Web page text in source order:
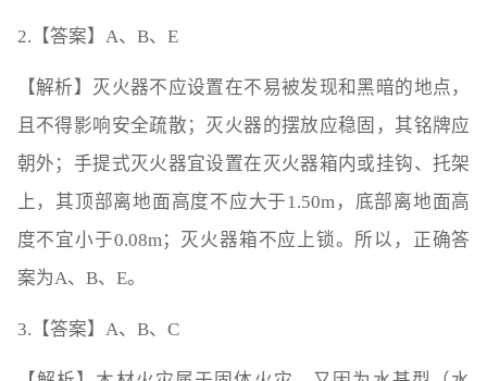
2.【答案】A、B、E
【解析】灭火器不应设置在不易被发现和黑暗的地点，
且不得影响安全疏散；灭火器的摆放应稳固，其铭牌应
朝外；手提式灭火器宜设置在灭火器箱内或挂钩、托架
上，其顶部离地面高度不应大于1.50m，底部离地面高
度不宜小于0.08m；灭火器箱不应上锁。所以，正确答
案为A、B、E。
3.【答案】A、B、C